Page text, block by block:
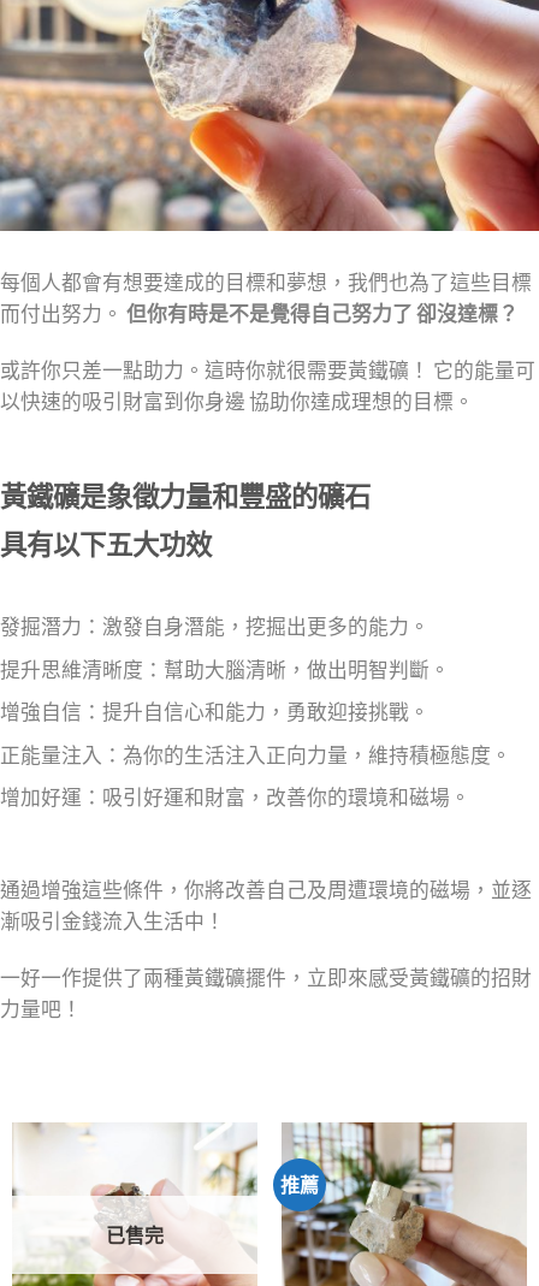
每個人都會有想要達成的目標和夢想，我們也為了這些目標
而付出努力。 但你有時是不是覺得自己努力了 卻沒達標？
或許你只差一點助力。 這時你就很需要黃鐵礦！ 它的能量可
以快速的吸引財富到你身邊 協助你達成理想的目標。
黃鐵礦是象徵力量和豐盛的礦石
具有以下五大功效
發掘潛力：激發自身潛能，挖掘出更多的能力。
提升思維清晰度：幫助大腦清晰，做出明智判斷。
增強自信：提升自信心和能力，勇敢迎接挑戰。
正能量注入：為你的生活注入正向力量，維持積極態度。
增加好運：吸引好運和財富，改善你的環境和磁場。
通過增強這些條件，你將改善自己及周遭環境的磁場，並逐
漸吸引金錢流入生活中！
一好一作提供了兩種黃鐵礦擺件，立即來感受黃鐵礦的招財
力量吧！
已售完
推薦